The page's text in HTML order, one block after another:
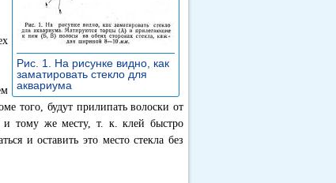
Рис. 1. На рисунке видно, как
заматировать стекло для
аквариума
того, будут прилипать волоски от
и тому же месту, т. к. клей быстро
и оставить это место стекла без